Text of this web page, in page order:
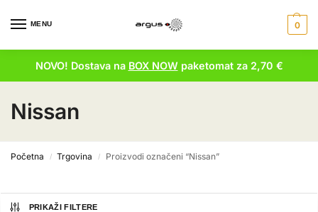
MENU 0
NOVO! Dostava na BOX NOWpaketomat za 2,70 €
Nissan
Početna / Trgovina / Proizvodi označeni “Nissan”
PRIKAŽI FILTERE